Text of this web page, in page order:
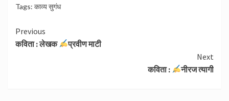
Tags: काव्य सुगंध
Continue
Reading
Previous
कविता : लेखक
प्रवीण माटी
Next
कविता :
नीरज त्यागी